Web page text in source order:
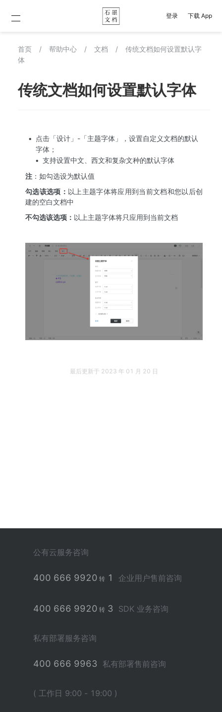
登录 下载 App
首页 / 帮助中心 / 文档 /
传统文档如何设置默认字
体
传统文档如何设置默认字体
点击「设计」-「主题字体」，设置自定义文档的默认
字体；
支持设置中文、西文和复杂文种的默认字体
注 ：如勾选设为默认值
勾选该选项： 以上主题字体将应用到当前文档和您以后创
建的空白文档中
不勾选该选项： 以上主题字体将只应用到当前文档
最后更新于 2023 年 01 月 20 日
公有云服务咨询
400 666 9920 转1 企业用户售前咨询
400 666 9920 转3 SDK 业务咨询
私有部署服务咨询
400 666 9963 私有部署售前咨询
( 工作日 9:00 - 19:00 )